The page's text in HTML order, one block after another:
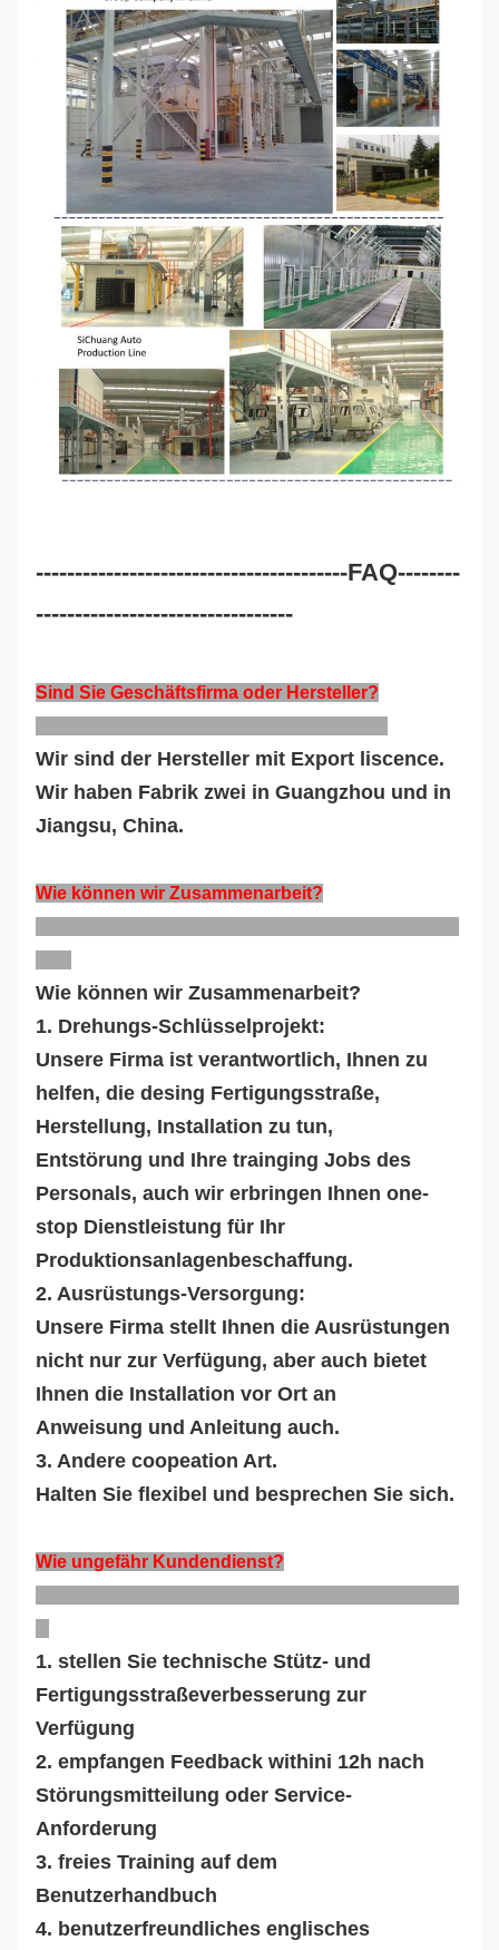
----------------------------------------FAQ--------
---------------------------------
Sind Sie Geschäftsfirma oder Hersteller?
Wir sind der Hersteller mit Export liscence.
Wir haben Fabrik zwei in Guangzhou und in
Jiangsu, China.
Wie können wir Zusammenarbeit?
Wie können wir Zusammenarbeit?
1. Drehungs-Schlüsselprojekt:
Unsere Firma ist verantwortlich, Ihnen zu
helfen, die desing Fertigungsstraße,
Herstellung, Installation zu tun,
Entstörung und Ihre trainging Jobs des
Personals, auch wir erbringen Ihnen one-
stop Dienstleistung für Ihr
Produktionsanlagenbeschaffung.
2. Ausrüstungs-Versorgung:
Unsere Firma stellt Ihnen die Ausrüstungen
nicht nur zur Verfügung, aber auch bietet
Ihnen die Installation vor Ort an
Anweisung und Anleitung auch.
3. Andere coopeation Art.
Halten Sie flexibel und besprechen Sie sich.
Wie ungefähr Kundendienst?
1. stellen Sie technische Stütz- und
Fertigungsstraßeverbesserung zur
Verfügung
2. empfangen Feedback withini 12h nach
Störungsmitteilung oder Service-
Anforderung
3. freies Training auf dem
Benutzerhandbuch
4. benutzerfreundliches englisches